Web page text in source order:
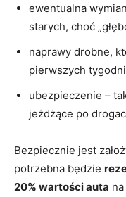
ewentualna
starych, choć
naprawy drobne,
pierwszych
ubezpieczenie –
jeżdżące po
Bezpiecznie jest
potrzebna będzie
20% wartości auta